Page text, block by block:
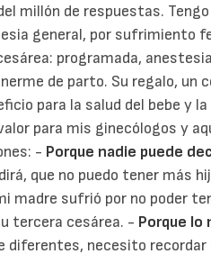
millón de respuestas.
general, por sufrimiento
programada,
de parto. Su regalo, un
para la salud del bebe y
para mis ginecólogos y
- Porque nadie puede
que no puedo tener más
madre sufrió por no poder
tercera cesárea. - Porque lo
diferentes, necesito recordar